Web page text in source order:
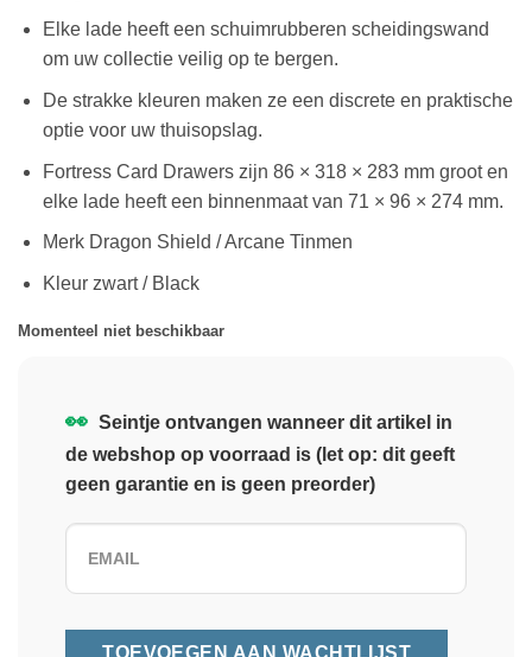
Elke lade heeft een schuimrubberen scheidingswand
om uw collectie veilig op te bergen.
De strakke kleuren maken ze een discrete en praktische
optie voor uw thuisopslag.
Fortress Card Drawers zijn 86 × 318 × 283 mm groot en
elke lade heeft een binnenmaat van 71 × 96 × 274 mm.
Merk Dragon Shield / Arcane Tinmen
Kleur zwart / Black
Momenteel niet beschikbaar
👀 Seintje ontvangen wanneer dit artikel in
de webshop op voorraad is (let op: dit geeft
geen garantie en is geen preorder)